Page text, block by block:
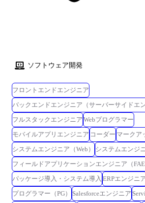
ソフトウェア開発
フロントエンドエンジニア
バックエンドエンジニア（サーバーサイドエ
フルスタックエンジニア Webプログラマー
モバイルアプリエンジニア コーダー マークア
システムエンジニア（Web）
システムエンジ
フィールドアプリケーションエンジニア（FAE
パッケージ導入・システム導入 ERPエンジニ
プログラマー（PG）
Salesforceエンジニア